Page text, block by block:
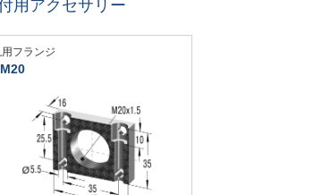
用アクセサリー
フランジ